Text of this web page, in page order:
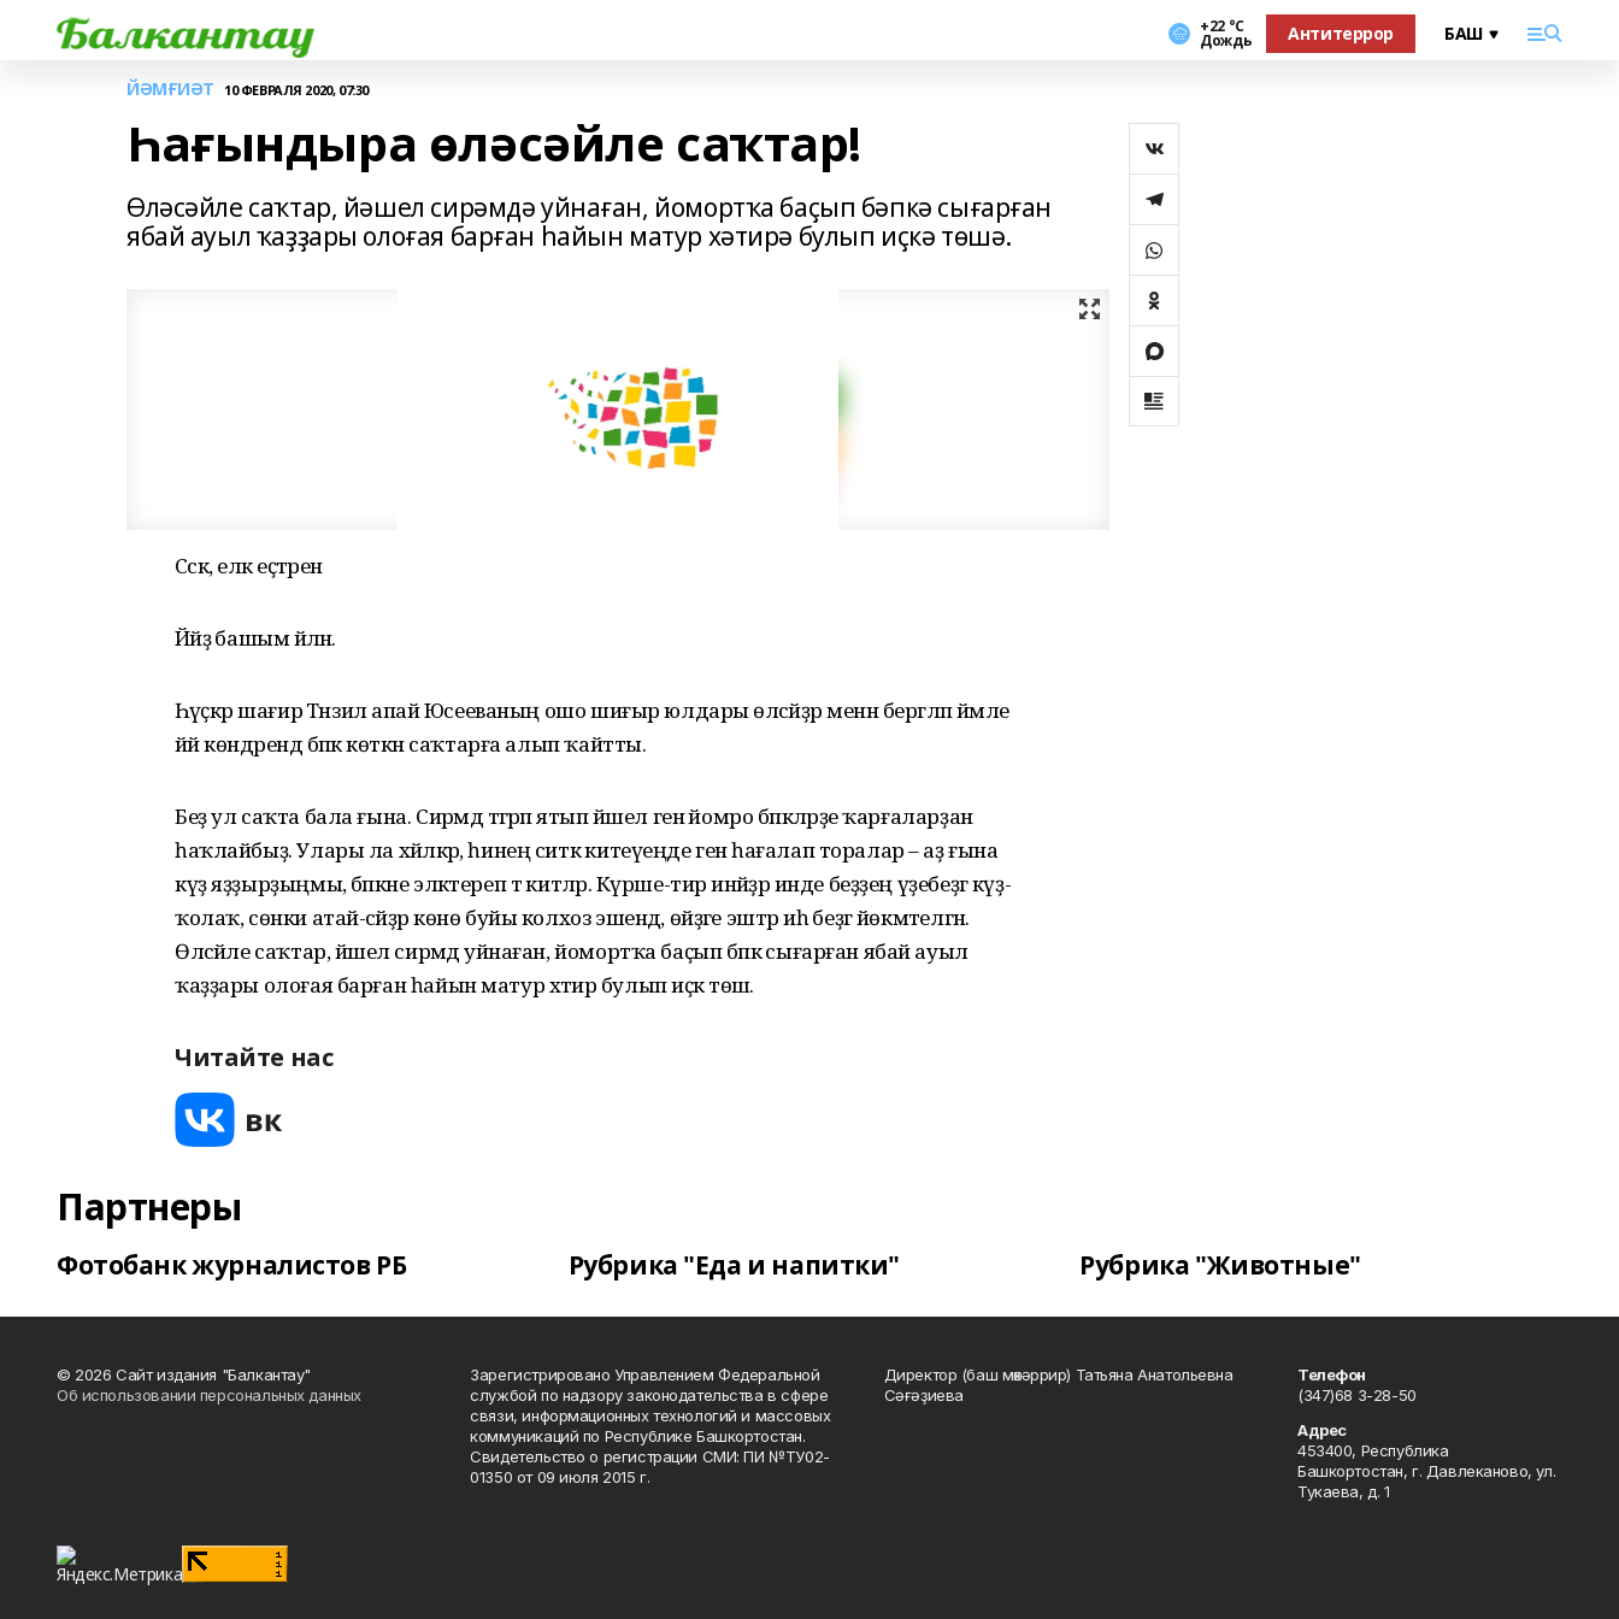
+22 °С
Дождь Антитеррор
ЙӘМҒИӘТ 10 ФЕВРАЛЯ 2020, 07:30
Һағындыра өләсәйле саҡтар!
Өләсәйле саҡтар, йәшел сирәмдә уйнаған, йомортҡа баҫып бәпкә сығарған
ябай ауыл ҡаҙҙары олоғая барған һайын матур хәтирә булып иҫкә төшә.
Сәскә, еләк еҫтәренә
Йәйҙә башым әйләнә.
Һәүәҫкәр шағирә Тәнзилә апай Юсееваның ошо шиғыр юлдары өләсәйҙәр менән бергәләп йәмле
йәй көндәрендә бәпкә көткән саҡтарға алып ҡайтты.
Беҙ ул саҡта бала ғына. Сирәмдә тәгәрәп ятып йәшел генә йомро бәпкәләрҙе ҡарғаларҙан
һаҡлайбыҙ. Улары ла хәйләкәр, һинең ситкә китеүеңде генә һағалап торалар – аҙ ғына
күҙ яҙҙырҙыңмы, бәпкәне эләктереп тә китәләр. Күрше-тирә инәйҙәр инде беҙҙең үҙебеҙгә күҙ-
ҡолаҡ, сөнки атай-әсәйҙәр көнө буйы колхоз эшендә, өйҙәге эштәр иһә беҙгә йөкмәтелгән.
Өләсәйле саҡтар, йәшел сирәмдә уйнаған, йомортҡа баҫып бәпкә сығарған ябай ауыл
ҡаҙҙары олоғая барған һайын матур хәтирә булып иҫкә төшә.
Читайте нас
Партнеры
Фотобанк журналистов РБ Рубрика "Еда и напитки" Рубрика "Животные"
© 2026 Сайт издания "Балкантау"
Об использовании персональных данных
Зарегистрировано Управлением Федеральной
службой по надзору законодательства в сфере
связи, информационных технологий и массовых
коммуникаций по Республике Башкортостан.
Свидетельство о регистрации СМИ: ПИ №ТУ02-
01350 от 09 июля 2015 г.
Директор (баш мөхәррир) Татьяна Анатольевна
Сәғәҙиева
Телефон
(347)68 3-28-50
Адрес
453400, Республика
Башкортостан, г. Давлеканово, ул.
Тукаева, д. 1